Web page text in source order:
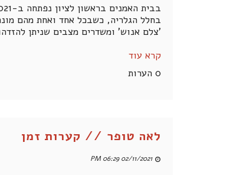
בחלל הגלריה, כשבכל אחד ואחת מהם
'צלם אנוש' ומשדרים מצבים שניתן
קרא עוד
0 הערות
לאה טופר // קערות זמן
02/11/2021 06:29 PM